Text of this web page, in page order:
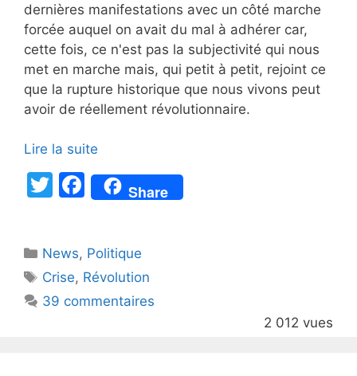
dernières manifestations avec un côté marche
forcée auquel on avait du mal à adhérer car,
cette fois, ce n'est pas la subjectivité qui nous
met en marche mais, qui petit à petit, rejoint ce
que la rupture historique que nous vivons peut
avoir de réellement révolutionnaire.
Lire la suite
T
er
F
a
e
b
o
Share
Catégories
News, Politique
Étiquettes
Crise, Révolution
39 commentaires
2 012 vues